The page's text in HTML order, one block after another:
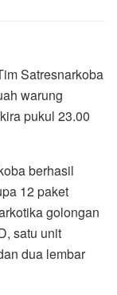
Satresnarkoba
warung
pukul 23.00
berhasil
12 paket
golongan
satu unit
dua lembar